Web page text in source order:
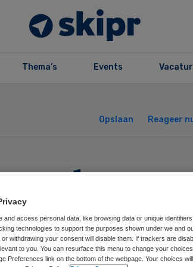
Thema’s Events
Opslaan Reageer
cel voor
and access personal data, like browsing data or unique
technologies to support the purposes shown under we and
or withdrawing your consent will disable them. If trackers are
to you. You can resurface this menu to change your
Preferences link on the bottom of the webpage. Your choices